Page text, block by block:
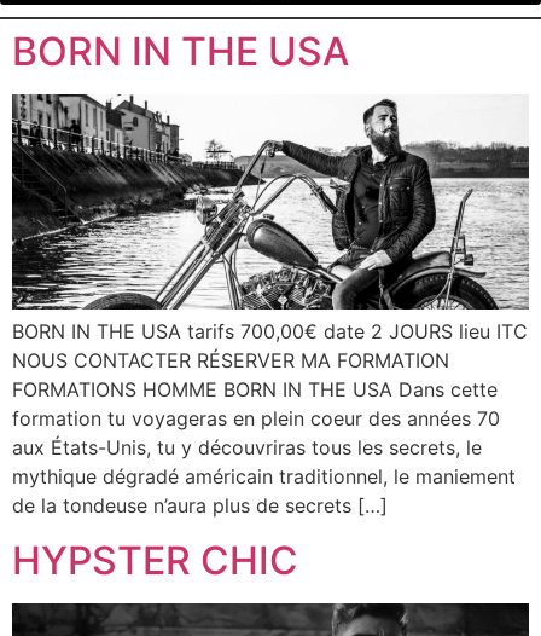
BORN IN THE USA
BORN IN THE USA tarifs 700,00€ date 2 JOURS lieu ITC
NOUS CONTACTER RÉSERVER MA FORMATION
FORMATIONS HOMME BORN IN THE USA Dans cette
formation tu voyageras en plein coeur des années 70
aux États-Unis, tu y découvriras tous les secrets, le
mythique dégradé américain traditionnel, le maniement
de la tondeuse n’aura plus de secrets […]
HYPSTER CHIC